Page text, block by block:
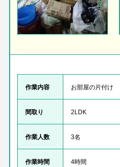
作業内容 お部屋の片付け
間取り 2LDK
作業人数 3名
作業時間 4時間